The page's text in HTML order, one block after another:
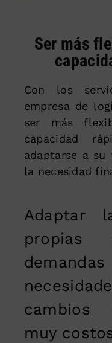
Ser más
Con los
empresa de
ser más
capacidad
adaptarse a su
la necesidad
Adaptar
propias
cambios
muy